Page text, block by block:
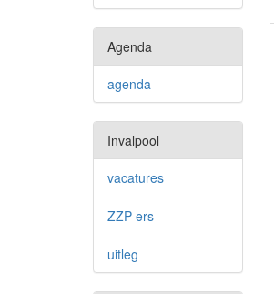
Agenda
agenda
Invalpool
vacatures
ZZP-ers
uitleg